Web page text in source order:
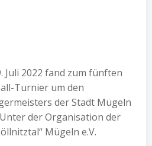
Juli 2022 fand zum fünften
Turnier um den
der Stadt Mügeln
der Organisation der
Mügeln e.V.